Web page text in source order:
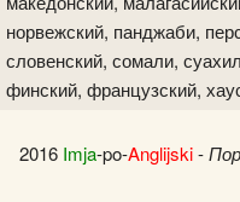
норвежский, панджаби,
словенский, сомали,
финский, французский,
2016 Imja-po-Anglijski-